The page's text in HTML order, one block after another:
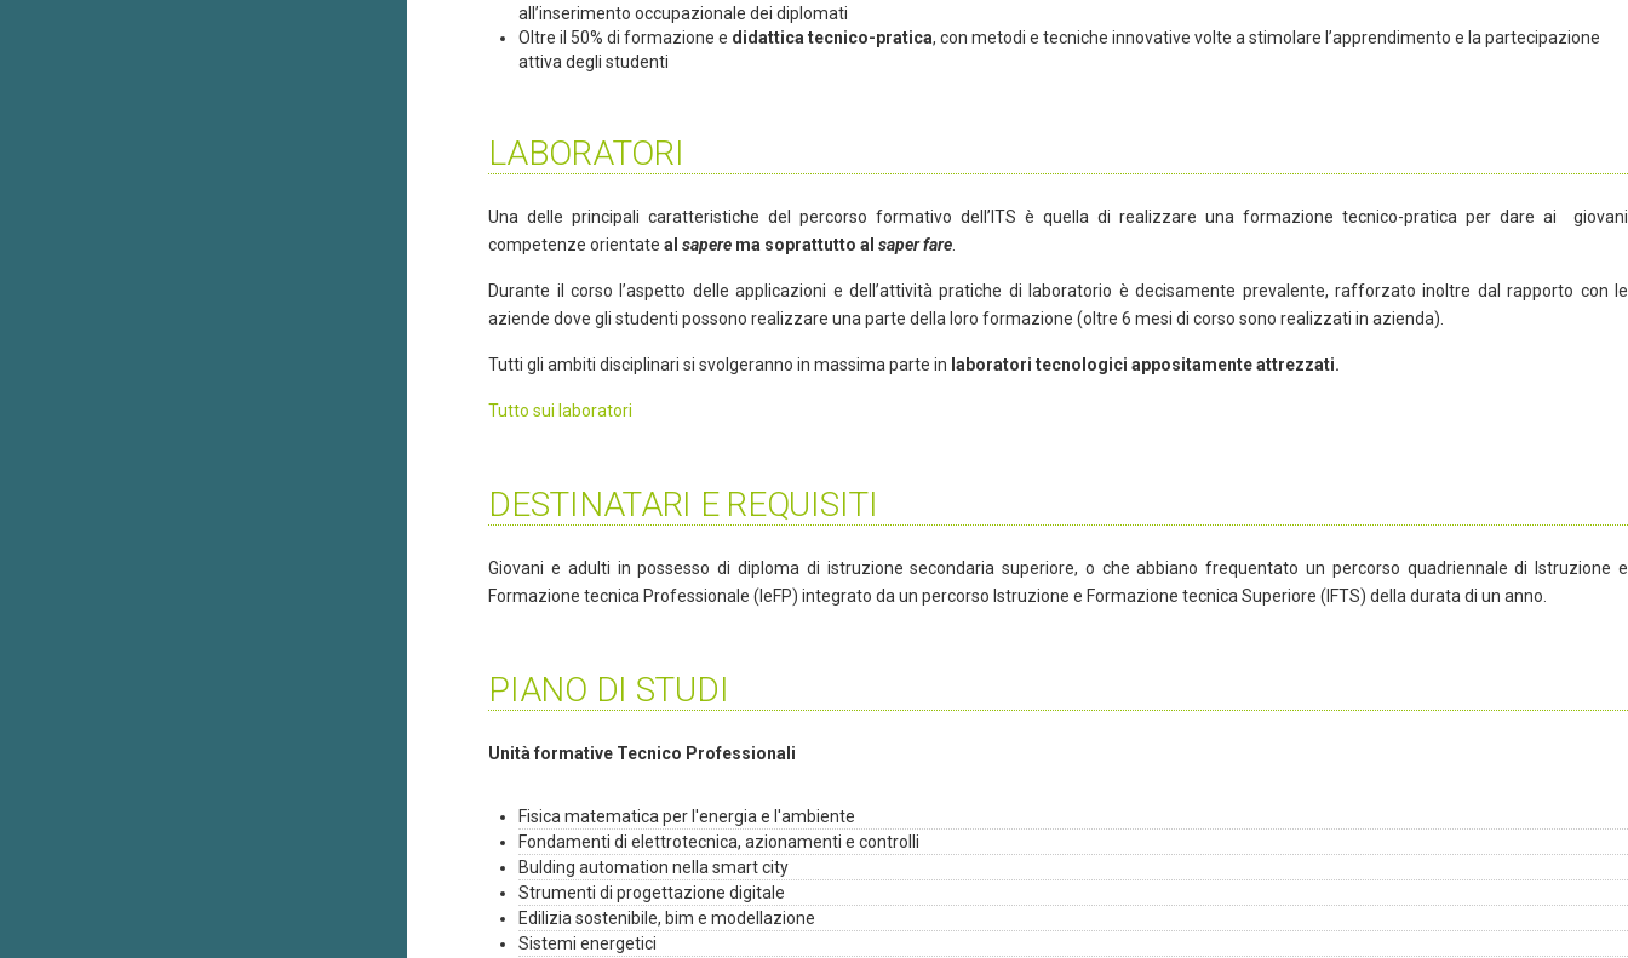
all’inserimento occupazionale dei diplomati
Oltre il 50% di formazione e didattica tecnico-pratica, con metodi e tecniche innovative volte a stimolare l’apprendimento e la partecipazione
attiva degli studenti
LABORATORI
Una delle principali caratteristiche del percorso formativo dell’ITS è quella di realizzare una formazione tecnico-pratica per dare ai giovani
competenze orientatealsapere ma soprattutto alsaper fare
Durante il corso l’aspetto delle applicazioni e dell’attività pratiche di laboratorio è decisamente prevalente, rafforzato inoltre dal rapporto con le
aziende dove gli studenti possono realizzare una parte della loro formazione (oltre 6 mesi di corso sono realizzati in azienda).
Tutti gli ambiti disciplinari si svolgeranno in massima parte in laboratori tecnologici appositamente attrezzati.
Tutto sui laboratori
DESTINATARI E REQUISITI
Giovani e adulti in possesso di diploma di istruzione secondaria superiore, o che abbiano frequentato un percorso quadriennale di Istruzione e
Formazione tecnica Professionale (IeFP) integrato da un percorso Istruzione e Formazione tecnica Superiore (IFTS) della durata di un anno.
PIANO DI STUDI
Unità formative Tecnico Professionali
Fisica matematica per l'energia e l'ambiente
Fondamenti di elettrotecnica, azionamenti e controlli
Bulding automation nella smart city
Strumenti di progettazione digitale
Edilizia sostenibile, bim e modellazione
Sistemi energetici